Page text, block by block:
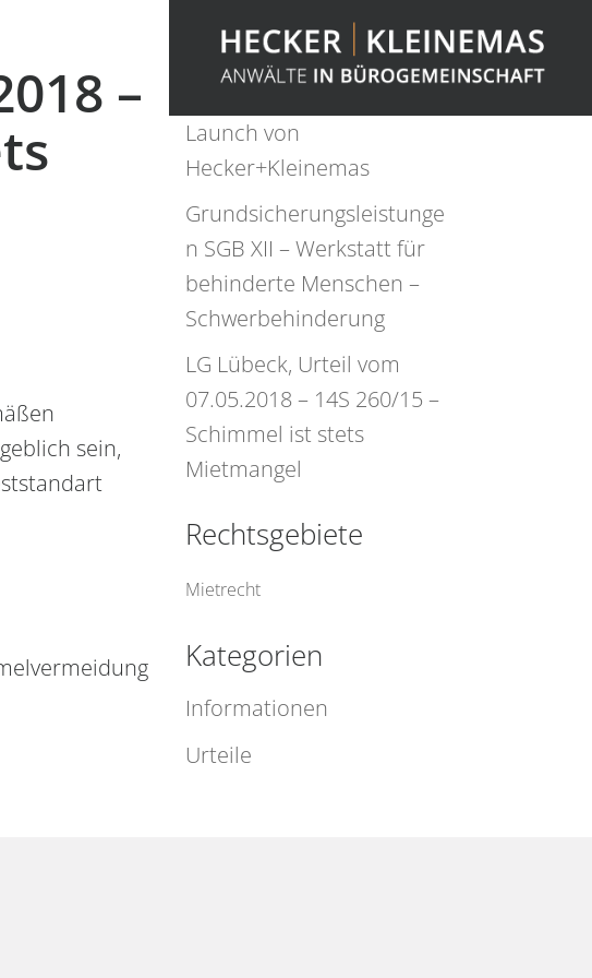
–
sein,
Aktuelle Beiträge
Launch von
Hecker+Kleinemas
Grundsicherungsleistunge
n SGB XII – Werkstatt für
behinderte Menschen –
Schwerbehinderung
LG Lübeck, Urteil vom
07.05.2018 – 14S 260/15 –
Schimmel ist stets
Mietmangel
Rechtsgebiete
Mietrecht
Kategorien
Informationen
Urteile